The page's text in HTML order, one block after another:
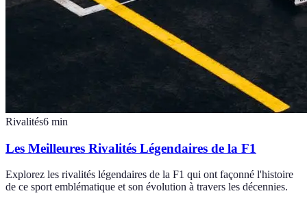
Rivalités6 min
Les Meilleures Rivalités Légendaires de la F1
Explorez les rivalités légendaires de la F1 qui ont façonné l'histoire
de ce sport emblématique et son évolution à travers les décennies.